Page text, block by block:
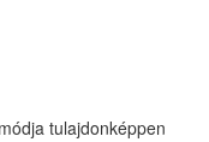
tulajdonképpen